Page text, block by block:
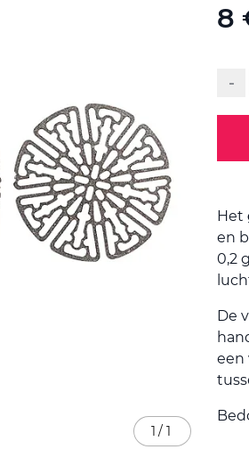
8
-
Het
en
0,2
De
een
1 / 1